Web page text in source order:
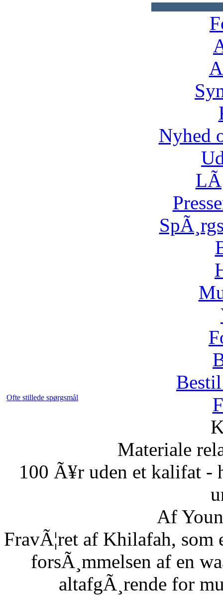
Nyhed
Ofte stillede spørgsmål
Materiale
100 Ã¥r uden et kalifat -
Af
FravÃ¦ret af Khilafah, som
forsÃ¸mmelsen af en
altafgÃ¸rende for